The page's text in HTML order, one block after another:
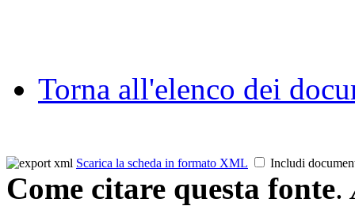
Torna all'elenco dei
Scarica la scheda in formato XML Includi
Come citare questa fonte.